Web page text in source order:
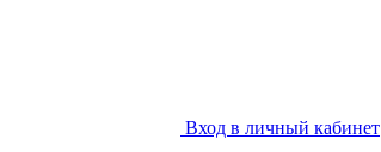
Вход в личный кабинет